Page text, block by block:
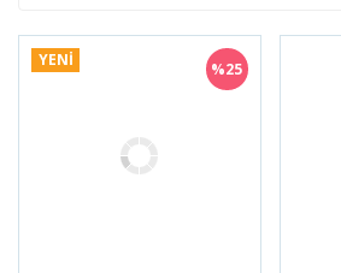
YENİ %25